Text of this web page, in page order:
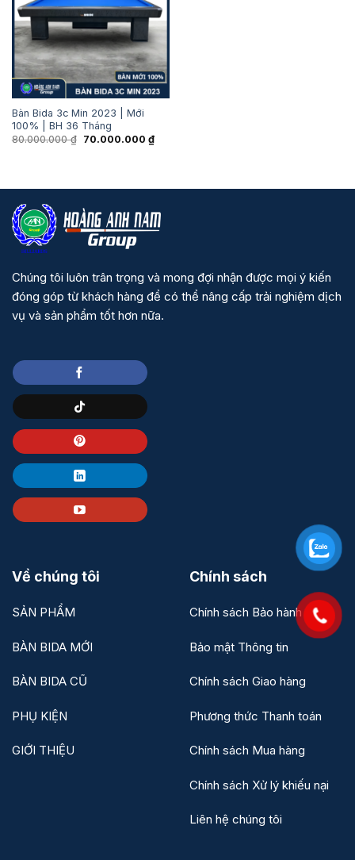
Bàn Bida 3c Min 2023 | Mới
100% | BH 36 Tháng
80.000.000₫
Giá
70.000.000 ₫Giá
hiện
Chúng tôi luôn trân trọng và mong đợi nhận được mọi ý kiến
đóng góp từ khách hàng để có thể nâng cấp trải nghiệm dịch
vụ và sản phẩm tốt hơn nữa.
Về chúng tôi
SẢN PHẨM
BÀN BIDA MỚI
BÀN BIDA CŨ
PHỤ KIỆN
GIỚI THIỆU
Chính sách
Chính sách Bảo hành
Bảo mật Thông tin
Chính sách Giao hàng
Phương thức Thanh toán
Chính sách Mua hàng
Chính sách Xử lý khiếu nại
Liên hệ chúng tôi